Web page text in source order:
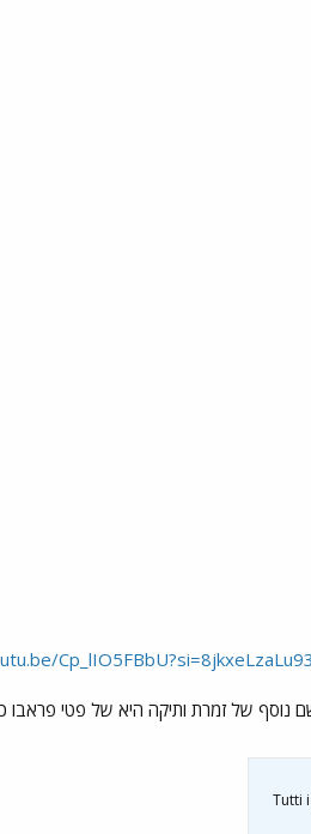
עם שיר שכתב לו טיציאנו פרו. שם נוסף של זמרת ותיקה היא
Tutti